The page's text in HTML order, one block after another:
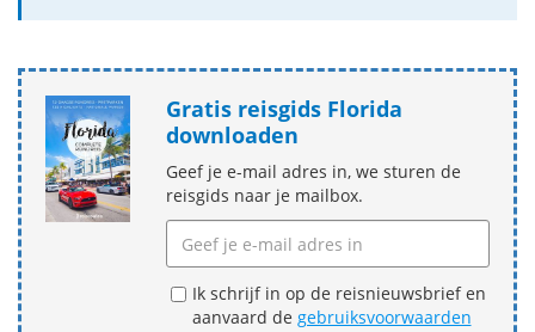
Gratis reisgids Florida
downloaden
Geef je e-mail adres in, we sturen de
reisgids naar je mailbox.
Ik schrijf in op de reisnieuwsbrief en
aanvaard de gebruiksvoorwaarden